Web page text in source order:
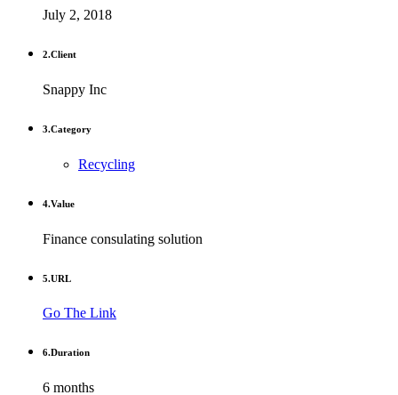
July 2, 2018
2.Client
Snappy Inc
3.Category
Recycling
4.Value
Finance consulating solution
5.URL
Go The Link
6.Duration
6 months